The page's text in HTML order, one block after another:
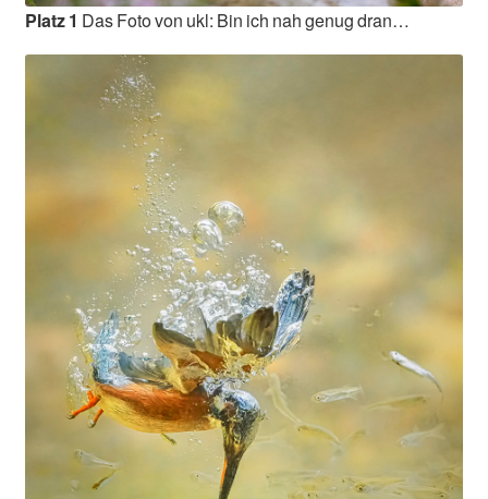
Platz 1 Das Foto von ukl: Bin ich nah genug dran…